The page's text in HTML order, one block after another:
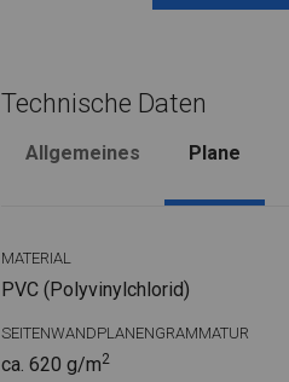
Technische Daten
Allgemeines Plane
MATERIAL
PVC (Polyvinylchlorid)
SEITENWANDPLANENGRAMMATUR
ca. 620 g/m2